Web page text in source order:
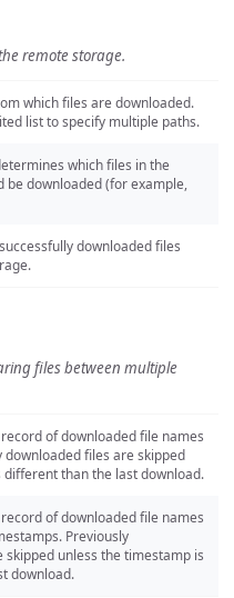
remote storage.
which files are downloaded.
list to specify multiple paths.
which files in the
be downloaded (for example,
downloaded files
files between multiple
of downloaded file names
downloaded files are skipped
different than the last download.
of downloaded file names
Previously
skipped unless the timestamp is
download.